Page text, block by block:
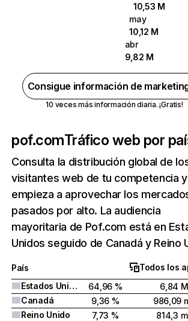
10,53 M
may
10,12 M
abr
9,82 M
Consigue información de
10 veces más información diaria. ¡Gratis!
pof.comTráfico web por
Consulta la distribución global de
visitantes web de tu competencia y
empieza a aprovechar los
pasados por alto. La audiencia
mayoritaria de Pof.com está en
Unidos seguido de Canadá y Reino
País
Todos los
Estados Unidos
64,96 %
6,84 M
Canadá
9,36 %
986,09
Reino Unido
7,73 %
814,3